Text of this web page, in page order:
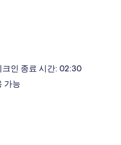
크인 종료 시간: 02:30
가능